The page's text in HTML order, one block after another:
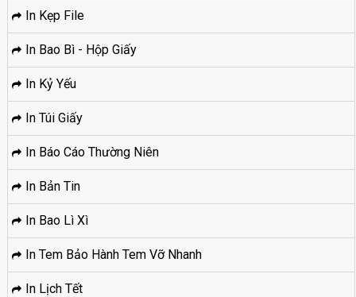
In Kẹp File
In Bao Bì - Hộp Giấy
In Kỷ Yếu
In Túi Giấy
In Báo Cáo Thường Niên
In Bản Tin
In Bao Lì Xì
In Tem Bảo Hành Tem Vỡ Nhanh
In Lịch Tết